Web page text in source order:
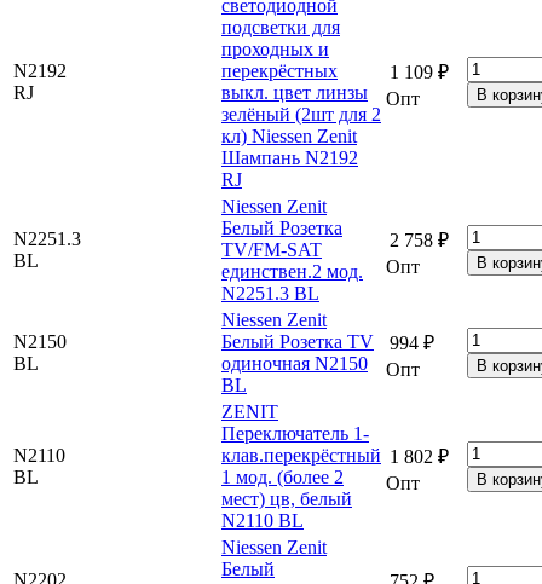
N2192
RJ
светодиодной
подсветки для
проходных и
перекрёстных
выкл. цвет линзы
зелёный (2шт для 2
кл) Niessen Zenit
Шампань N2192
RJ
1 109 ₽
Опт
N2251.3
BL
Niessen Zenit
Белый Розетка
TV/FM-SAT
единствен.2 мод.
N2251.3 BL
2 758 ₽
Опт
N2150
BL
Niessen Zenit
Белый Розетка TV
одиночная N2150
BL
994 ₽
Опт
N2110
BL
ZENIT
Переключатель 1-
клав.перекрёстный
1 мод. (более 2
мест) цв, белый
N2110 BL
1 802 ₽
Опт
Niessen Zenit
Белый